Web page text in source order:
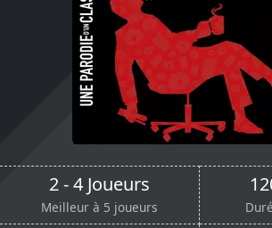
2 - 4 Joueurs
Meilleur à 5 joueurs